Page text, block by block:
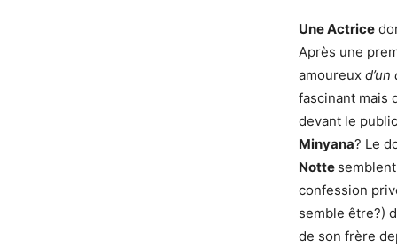
Une Actrice
Après une
amoureux d’un
fascinant mais
devant le
Minyana? Le
Notte
confession
semble être?)
de son frère